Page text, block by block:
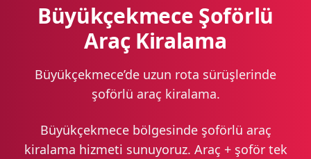
Büyükçekmece Şoförlü
Araç Kiralama
Büyükçekmece’de uzun rota sürüşlerinde
şoförlü araç kiralama.
Büyükçekmece bölgesinde şoförlü araç
kiralama hizmeti sunuyoruz. Araç + şoför tek